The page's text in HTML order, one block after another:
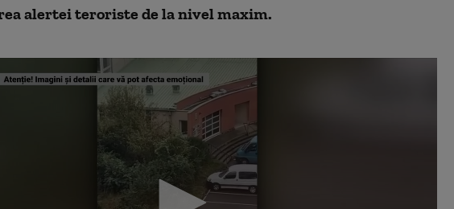
alertei teroriste de la nivel maxim.